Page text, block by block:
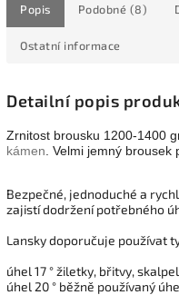
Popis Podobné (8)
Ostatní informace
Detailní popis
Zrnitost brousku 1200-1400
kámen Velmi jemný brousek
Bezpečné, jednoduché a
zajistí dodržení potřebného
Lansky doporučuje používat
úhel 17 ° žiletky, břitvy,
úhel 20 ° běžně používaný